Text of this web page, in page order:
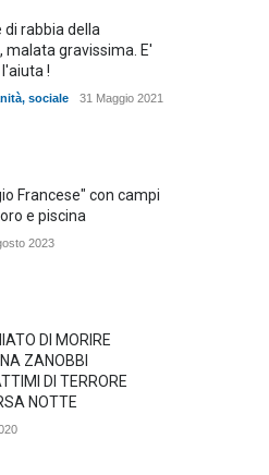
di rabbia della
malata gravissima. E'
!
, sociale 31 Maggio 2021
Francese" con campi
e piscina
2023
DI MORIRE
ZANOBBI
DI TERRORE
NOTTE